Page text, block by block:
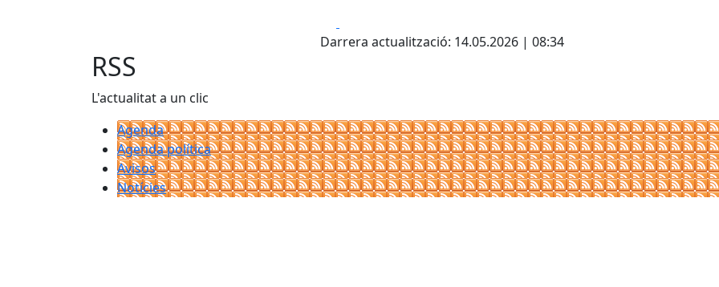
Darrera actualització: 14.05.2026 | 08:34
RSS
L'actualitat a un clic
Agenda
Agenda política
Avisos
Notícies